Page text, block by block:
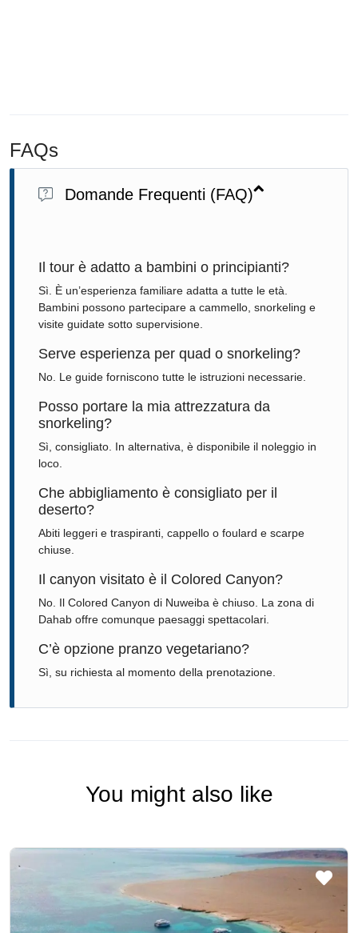
FAQs
Domande Frequenti (FAQ)
Il tour è adatto a bambini o principianti?
Sì. È un’esperienza familiare adatta a tutte le età.
Bambini possono partecipare a cammello, snorkeling e
visite guidate sotto supervisione.
Serve esperienza per quad o snorkeling?
No. Le guide forniscono tutte le istruzioni necessarie.
Posso portare la mia attrezzatura da
snorkeling?
Sì, consigliato. In alternativa, è disponibile il noleggio in
loco.
Che abbigliamento è consigliato per il
deserto?
Abiti leggeri e traspiranti, cappello o foulard e scarpe
chiuse.
Il canyon visitato è il Colored Canyon?
No. Il Colored Canyon di Nuweiba è chiuso. La zona di
Dahab offre comunque paesaggi spettacolari.
C’è opzione pranzo vegetariano?
Sì, su richiesta al momento della prenotazione.
You might also like